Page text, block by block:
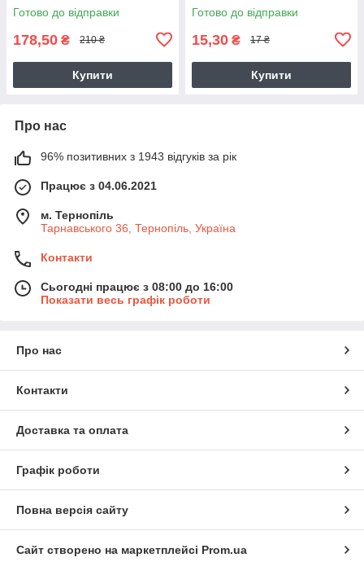
Готово до відправки
178,50 ₴ 210 ₴
Купити
Готово до відправки
15,30 ₴ 17 ₴
Купити
Про нас
96% позитивних з 1943 відгуків за рік
Працює з 04.06.2021
м. Тернопіль
Тарнавського 36, Тернопіль, Україна
Контакти
Сьогодні працює з 08:00 до 16:00
Показати весь графік роботи
Про нас
Контакти
Доставка та оплата
Графік роботи
Повна версія сайту
Сайт створено на маркетплейсі Prom.ua